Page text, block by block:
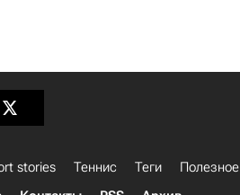
stories Теннис Теги
Полезное